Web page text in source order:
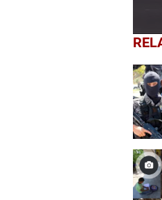
0
1
9
0%